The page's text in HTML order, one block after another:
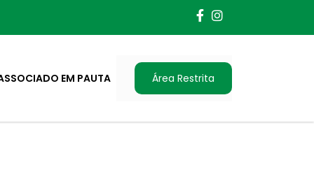
EM PAUTA Área Restrita